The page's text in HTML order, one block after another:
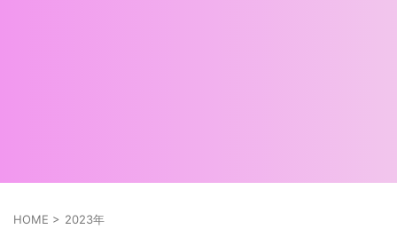
HOME > 2023年